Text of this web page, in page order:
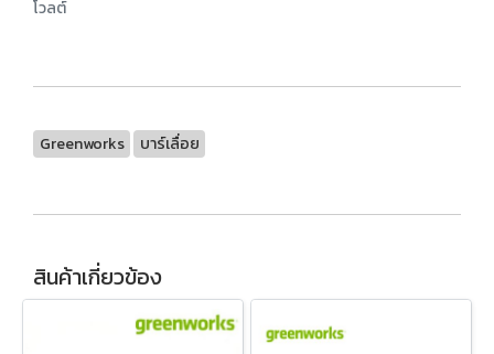
โวลต์
Greenworks บาร์เลื่อย
สินค้าเกี่ยวข้อง